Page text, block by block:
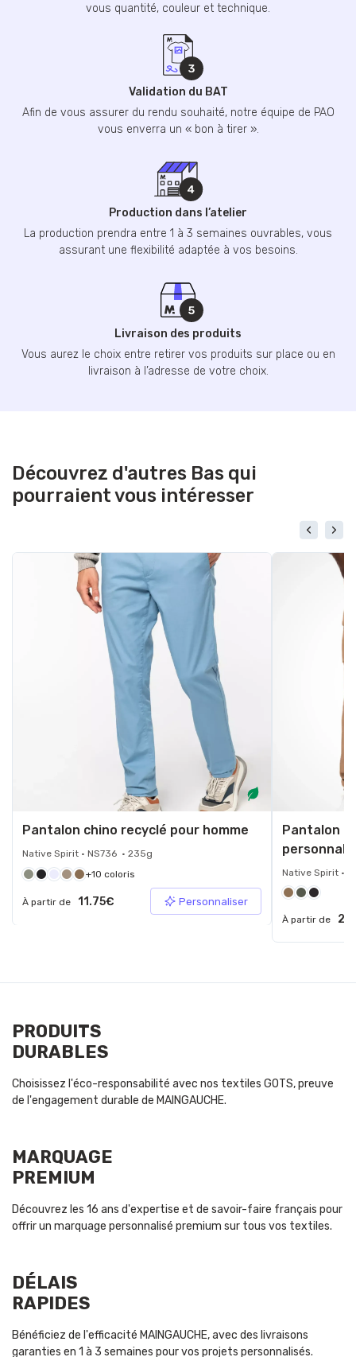
vous quantité, couleur et technique.
Validation du BAT
Afin de vous assurer du rendu souhaité, notre équipe de PAO
vous enverra un « bon à tirer ».
Production dans l’atelier
La production prendra entre 1 à 3 semaines ouvrables, vous
assurant une flexibilité adaptée à vos besoins.
Livraison des produits
Vous aurez le choix entre retirer vos produits sur place ou en
livraison à l’adresse de votre choix.
Découvrez d'autres Bas qui
pourraient vous intéresser
Pantalon chino recyclé pour homme
Native Spirit • NS736 • 235g
+10 coloris
À partir de 11.75€ Personnaliser
Pantalon
Native Spirit •
À partir de
PRODUITS
DURABLES
Choisissez l'éco-responsabilité avec nos textiles GOTS, preuve
de l'engagement durable de MAINGAUCHE.
MARQUAGE
PREMIUM
Découvrez les 16 ans d'expertise et de savoir-faire français pour
offrir un marquage personnalisé premium sur tous vos textiles.
DÉLAIS
RAPIDES
Bénéficiez de l'efficacité MAINGAUCHE, avec des livraisons
garanties en 1 à 3 semaines pour vos projets personnalisés.